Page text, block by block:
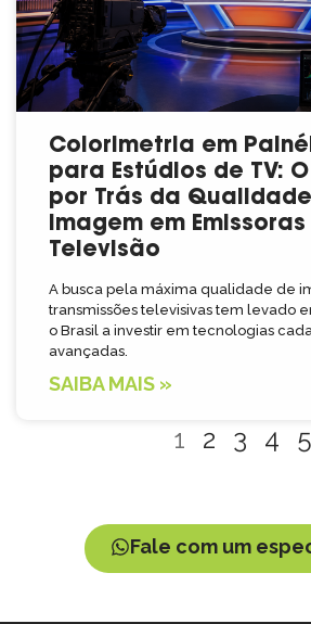
Colorimetria em
para Estúdios de TV:
por Trás da
Imagem em
Televisão
A busca pela máxima qualidade de
transmissões televisivas tem levado
o Brasil a investir em tecnologias
avançadas.
SAIBA MAIS »
1 2 3 4 5
Fale com um